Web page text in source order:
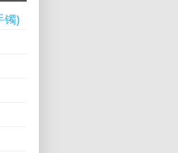
镯)